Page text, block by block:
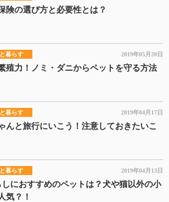
険の選び方と必要性とは？
暮らす 2019年05月20日
殖力！ノミ・ダニからペットを守る方法
暮らす 2019年04月17日
んと旅行にいこう！注意しておきたいこ
暮らす 2019年04月13日
しにおすすめのペットは？犬や猫以外の小
気？！